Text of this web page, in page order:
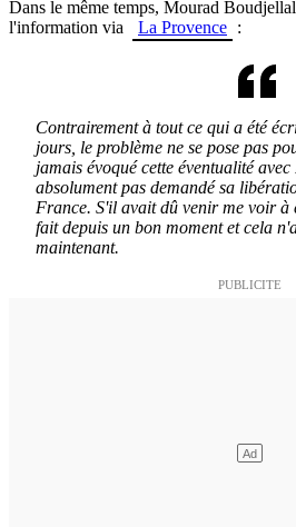
Dans le même temps, Mourad
l'information via
La Provence :
Contrairement à tout ce qui a été
jours, le problème ne se pose pas
jamais évoqué cette éventualité
absolument pas demandé sa
France. S'il avait dû venir me voir à
fait depuis un bon moment et cela
maintenant.